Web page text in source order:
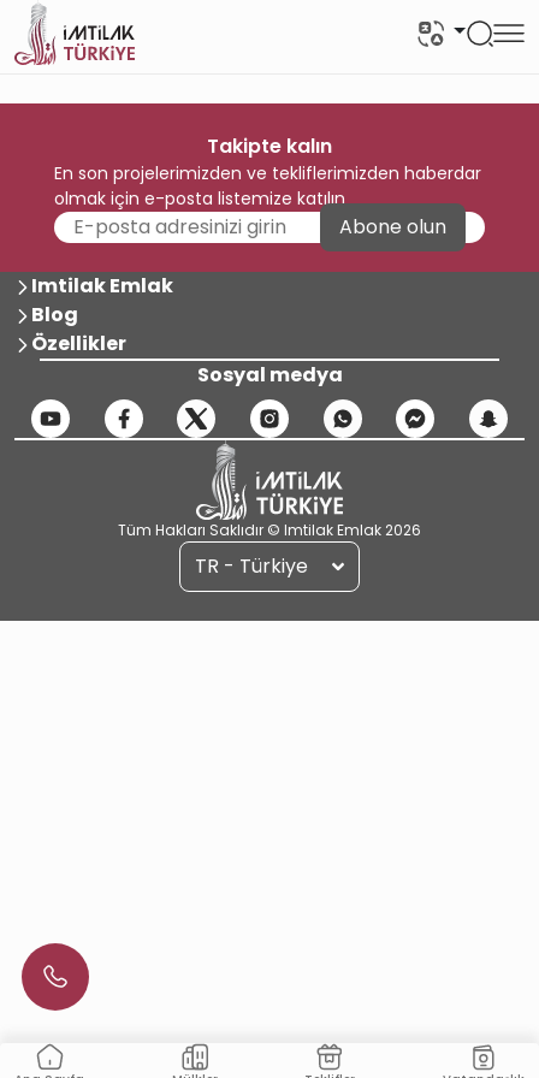
Takipte kalın
En son projelerimizden ve tekliflerimizden haberdar
olmak için e-posta listemize katılın
Abone olun
Imtilak Emlak
Blog
Özellikler
Sosyal medya
Tüm Hakları Saklıdır © Imtilak Emlak 2026
TR - Türkiye